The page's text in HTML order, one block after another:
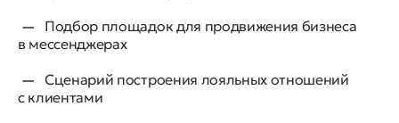
Подбор площадок для продвижения бизнеса
в мессенджерах
Сценарий построения лояльных отношений
с клиентами